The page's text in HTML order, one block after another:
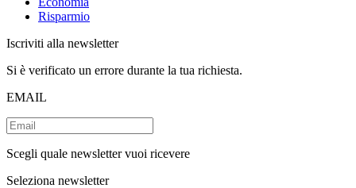
Risparmio
Iscriviti alla newsletter
Si è verificato un errore durante la tua richiesta.
EMAIL
Scegli quale newsletter vuoi ricevere
Seleziona newsletter